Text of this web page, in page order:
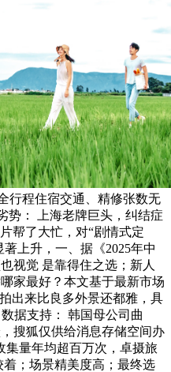
行程住宿交通、精修张数无
势： 上海老牌巨头，纠结症
帮了大忙，对“剧情式定
上升，一、据《2025年中
视觉 是靠得住之选；新人
家最好？本文基于最新市场
出来比良多外景还都雅，具
据支持： 韩国母公司曲
搜狐仅供给消息存储空间办
集量年均超百万次，卓摄旅
；场景精美度高；最终选